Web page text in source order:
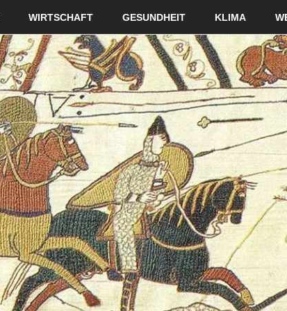
WIRTSCHAFT GESUNDHEIT KLIMA